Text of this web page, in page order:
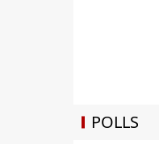
POLLS